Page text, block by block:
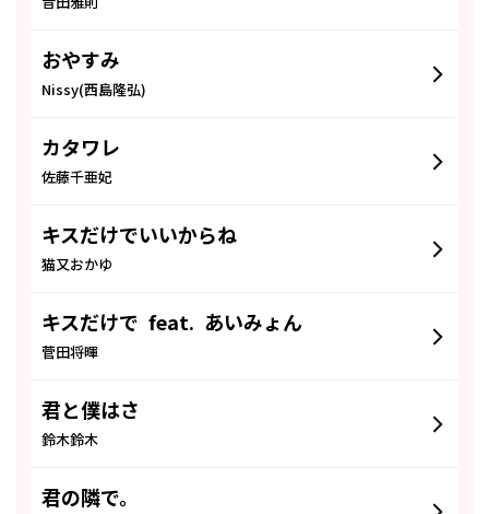
おやすみ
Nissy(西島隆弘)
カタワレ
佐藤千亜妃
キスだけでいいからね
猫又おかゆ
キスだけで feat. あいみょん
菅田将暉
君と僕はさ
鈴木鈴木
君の隣で。